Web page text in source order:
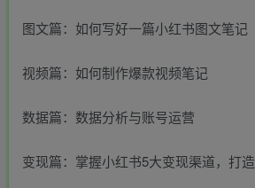
图文篇：如何写好一篇小红书图文笔记
视频篇：如何制作爆款视频笔记
数据篇：数据分析与账号运营
变现篇：掌握小红书5大变现渠道，打